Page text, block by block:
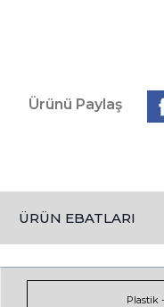
Ürünü Paylaş
ÜRÜN EBATLARI
Plastik